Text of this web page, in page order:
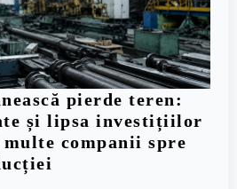
pierde teren:
și lipsa investițiilor
companii spre